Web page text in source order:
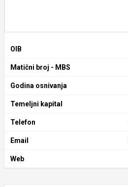
OIB
Matični broj - MBS
Godina osnivanja
Temeljni kapital
Telefon
Email
Web